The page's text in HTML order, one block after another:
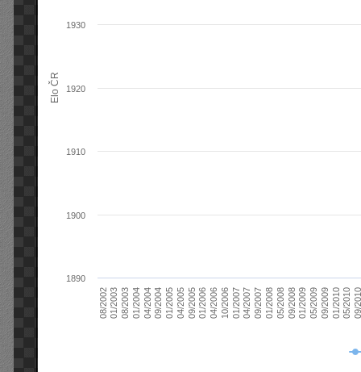
Elo ČR
08/200201/200308/200301/200404/200409/200401/200504/200509/200501/200604/200610/200601/200704/200709/200701/200805/200809/200801/200905/200909/200901/201005/201009/
1890
1900
1910
1920
1930